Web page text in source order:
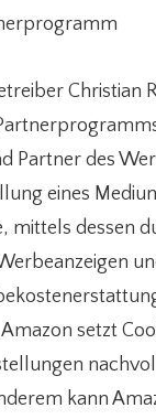
Christian
Partner des
eines
mittels dessen
setzt
kann